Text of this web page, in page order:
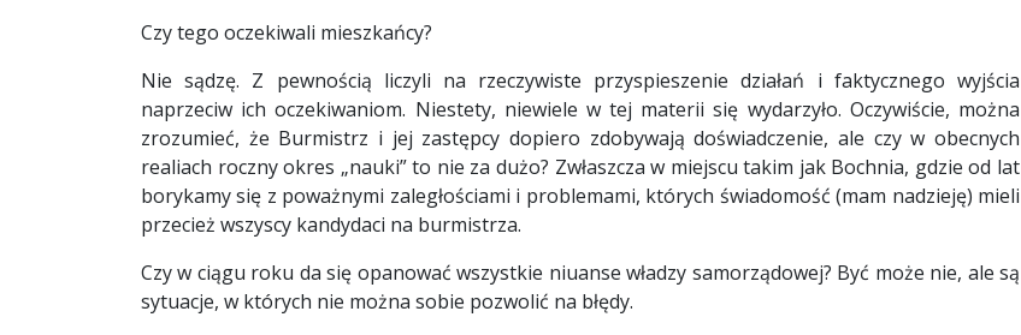
Czy tego oczekiwali mieszkańcy?
Nie sądzę. Z pewnością liczyli na rzeczywiste przyspieszenie działań i faktycznego wyjścia
naprzeciw ich oczekiwaniom. Niestety, niewiele w tej materii się wydarzyło. Oczywiście, można
zrozumieć, że Burmistrz i jej zastępcy dopiero zdobywają doświadczenie, ale czy w obecnych
realiach roczny okres „nauki” to nie za dużo? Zwłaszcza w miejscu takim jak Bochnia, gdzie od lat
borykamy się z poważnymi zaległościami i problemami, których świadomość (mam nadzieję) mieli
przecież wszyscy kandydaci na burmistrza.
Czy w ciągu roku da się opanować wszystkie niuanse władzy samorządowej? Być może nie, ale są
sytuacje, w których nie można sobie pozwolić na błędy.